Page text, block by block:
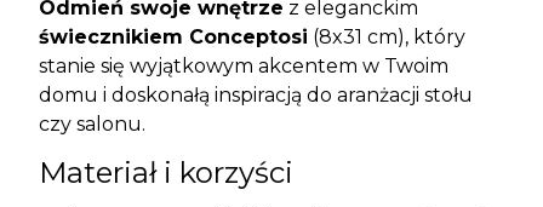
Odmień swoje wnętrze z eleganckim
świecznikiem Conceptosi (8x31 cm), który
stanie się wyjątkowym akcentem w Twoim
domu i doskonałą inspiracją do aranżacji stołu
czy salonu.
Materiał i korzyści